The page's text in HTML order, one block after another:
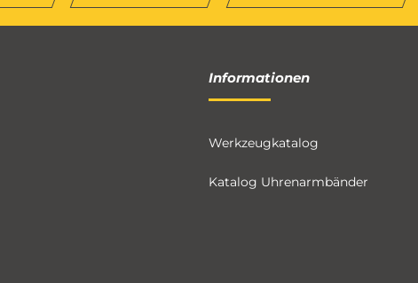
Informationen
Werkzeugkatalog
Katalog Uhrenarmbänder